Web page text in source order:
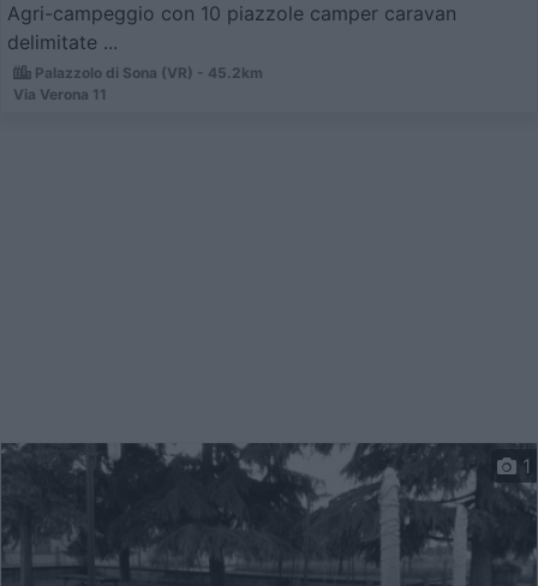
Agri-campeggio con 10 piazzole camper caravan
delimitate ...
Palazzolo di Sona (VR) - 45.2km
Via Verona 11
1